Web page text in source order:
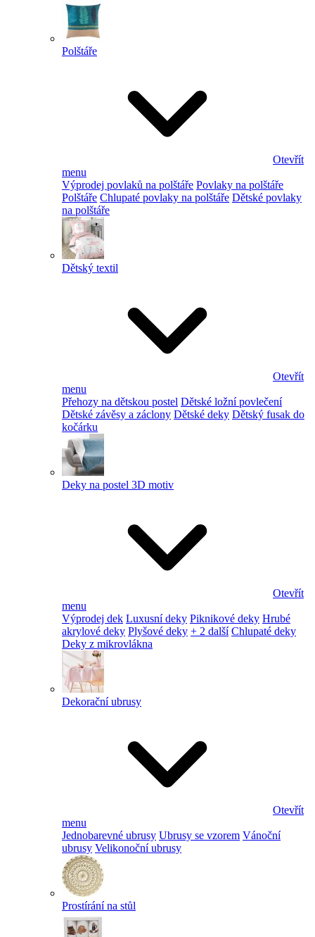
Polštáře
Otevřít
menu
Výprodej povlaků na polštáře Povlaky na polštáře
Polštáře Chlupaté povlaky na polštáře Dětské povlaky
na polštáře
Dětský textil
Otevřít
menu
Přehozy na dětskou postel Dětské ložní povlečení
Dětské závěsy a záclony Dětské deky Dětský fusak do
kočárku
Deky na postel 3D motiv
Otevřít
menu
Výprodej dek Luxusní deky Piknikové deky Hrubé
akrylové deky Plyšové deky + 2 další Chlupaté deky
Deky z mikrovlákna
Dekorační ubrusy
Otevřít
menu
Jednobarevné ubrusy Ubrusy se vzorem Vánoční
ubrusy Velikonoční ubrusy
Prostírání na stůl